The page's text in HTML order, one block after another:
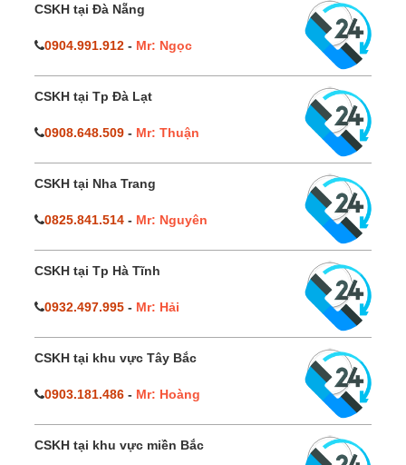
CSKH tại Đà Nẵng
0904.991.912 - Mr: Ngọc
CSKH tại Tp Đà Lạt
0908.648.509 - Mr: Thuận
CSKH tại Nha Trang
0825.841.514 - Mr: Nguyên
CSKH tại Tp Hà Tĩnh
0932.497.995 - Mr: Hải
CSKH tại khu vực Tây Bắc
0903.181.486 - Mr: Hoàng
CSKH tại khu vực miền Bắc